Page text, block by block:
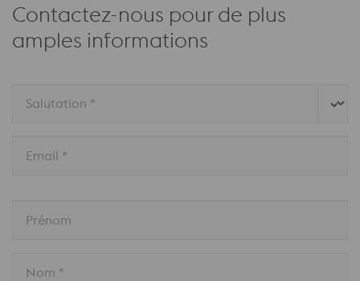
Contactez-nous pour de plus
amples informations
Salutation *
Email *
Prénom
Nom *